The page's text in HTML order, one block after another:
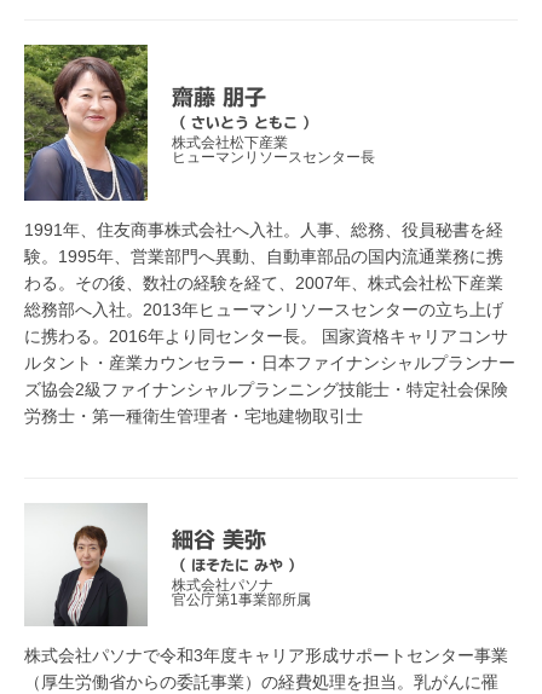
齋藤 朋子
（ さいとう ともこ ）
株式会社松下産業
ヒューマンリソースセンター長
1991年、住友商事株式会社へ入社。人事、総務、役員秘書を経
験。1995年、営業部門へ異動、自動車部品の国内流通業務に携
わる。その後、数社の経験を経て、2007年、株式会社松下産業
総務部へ入社。2013年ヒューマンリソースセンターの立ち上げ
に携わる。2016年より同センター長。 国家資格キャリアコンサ
ルタント・産業カウンセラー・日本ファイナンシャルプランナー
ズ協会2級ファイナンシャルプランニング技能士・特定社会保険
労務士・第一種衛生管理者・宅地建物取引士
細谷 美弥
（ ほそたに みや ）
株式会社パソナ
官公庁第1事業部所属
株式会社パソナで令和3年度キャリア形成サポートセンター事業
（厚生労働省からの委託事業）の経費処理を担当。乳がんに罹